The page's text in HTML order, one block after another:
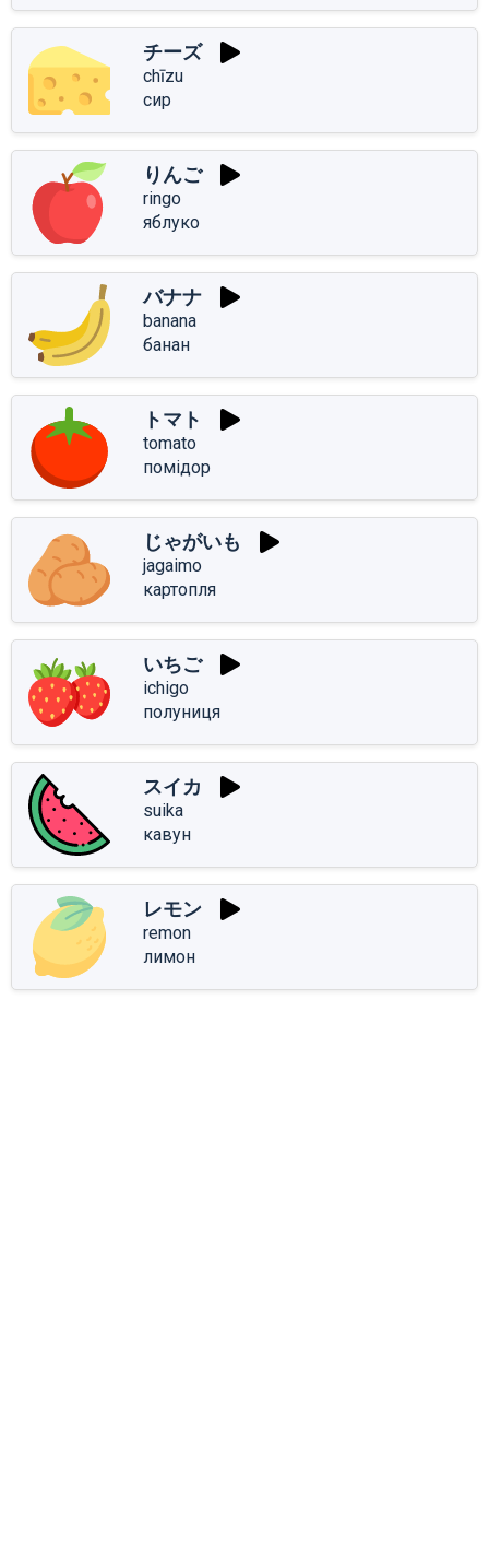
チーズ
chīzu
сир
りんご
ringo
яблуко
バナナ
banana
банан
トマト
tomato
помідор
じゃがいも
jagaimo
картопля
いちご
ichigo
полуниця
スイカ
suika
кавун
レモン
remon
лимон